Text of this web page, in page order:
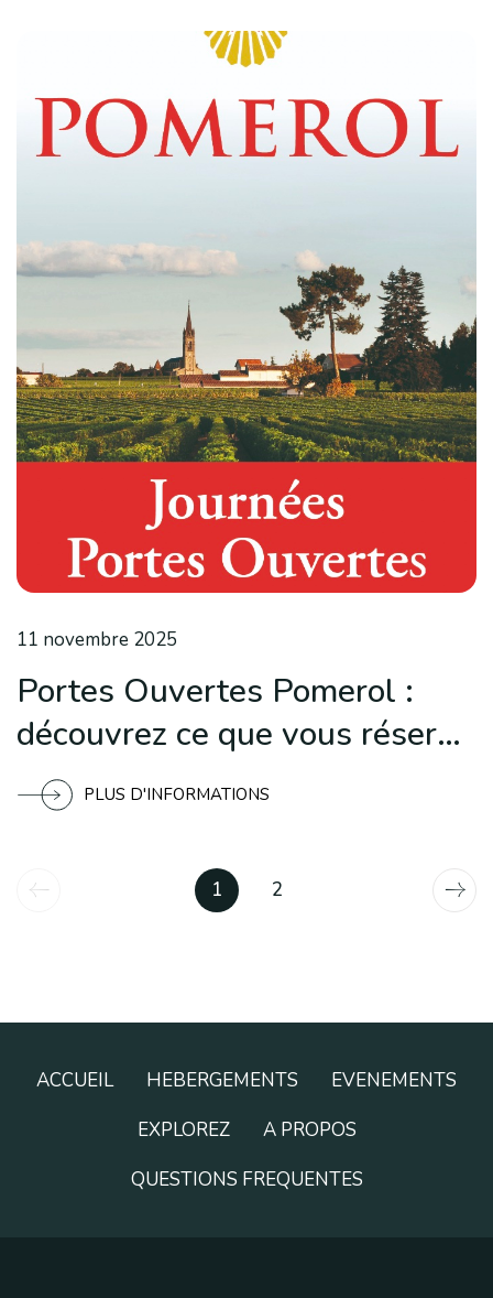
11 novembre 2025
Portes Ouvertes Pomerol :
découvrez ce que vous réserve
l’édition 2025
PLUS D'INFORMATIONS
1 2
ACCUEIL HEBERGEMENTS
EVENEMENTS
EXPLOREZ
A PROPOS
QUESTIONS FREQUENTES